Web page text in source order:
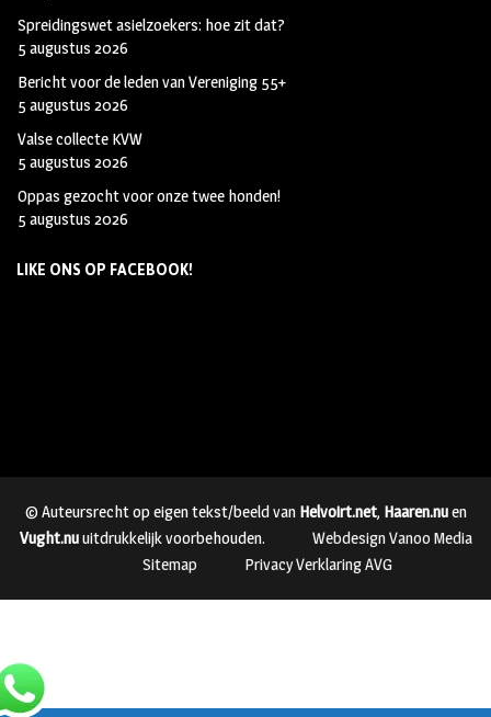
Spreidingswet asielzoekers: hoe zit dat?
5 augustus 2026
Bericht voor de leden van Vereniging 55+
5 augustus 2026
Valse collecte KVW
5 augustus 2026
Oppas gezocht voor onze twee honden!
5 augustus 2026
LIKE ONS OP FACEBOOK!
© Auteursrecht op eigen tekst/beeld van Helvoirt.net, Haaren.nuen
Vught.nuuitdrukkelijk voorbehouden.
Webdesign Vanoo Media
Sitemap
Privacy Verklaring AVG